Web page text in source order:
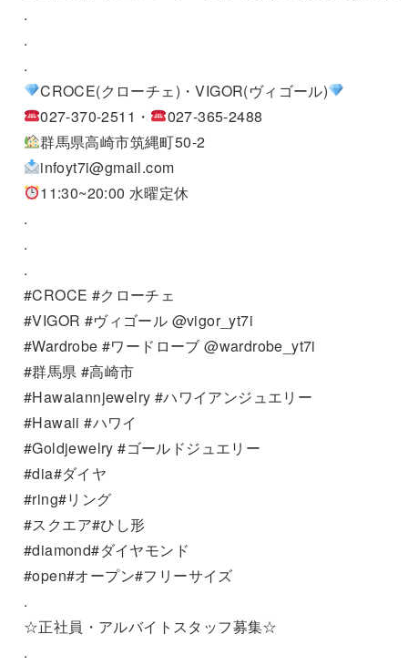
.
.
.
CROCE(クローチェ)・VIGOR(ヴィゴール)
027-370-2511・
027-365-2488
群馬県高崎市筑縄町50-2
infoyt7i@gmail.com
11:30~20:00 水曜定休
.
.
.
#CROCE #クローチェ
#VIGOR #ヴィゴール @vigor_yt7i
#Wardrobe #ワードローブ @wardrobe_yt7i
#群馬県 #高崎市
#Hawaiannjewelry #ハワイアンジュエリー
#Hawaii #ハワイ
#Goldjewelry #ゴールドジュエリー
#dia#ダイヤ
#ring#リング
#スクエア#ひし形
#diamond#ダイヤモンド
#open#オープン#フリーサイズ
.
☆正社員・アルバイトスタッフ募集☆
.